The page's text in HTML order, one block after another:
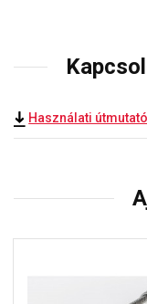
Használati útmutató